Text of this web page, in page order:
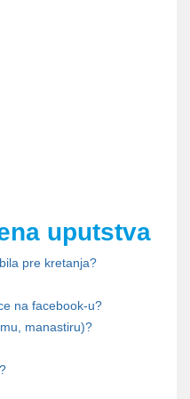
uputstva
pre kretanja?
na facebook-u?
manastiru)?